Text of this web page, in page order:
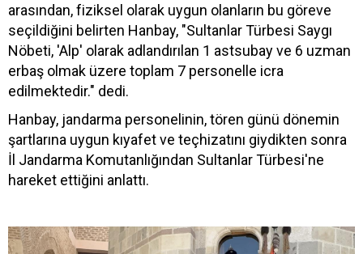
arasından, fiziksel olarak uygun olanların bu göreve
seçildiğini belirten Hanbay, "Sultanlar Türbesi Saygı
Nöbeti, 'Alp' olarak adlandırılan 1 astsubay ve 6 uzman
erbaş olmak üzere toplam 7 personelle icra
edilmektedir." dedi.
Hanbay, jandarma personelinin, tören günü dönemin
şartlarına uygun kıyafet ve teçhizatını giydikten sonra
İl Jandarma Komutanlığından Sultanlar Türbesi'ne
hareket ettiğini anlattı.